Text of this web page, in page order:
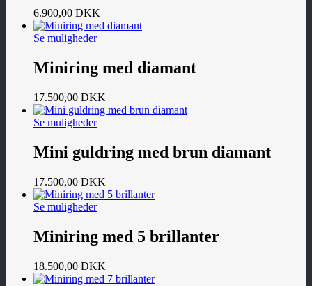
6.900,00 DKK
Se muligheder
Miniring med diamant
17.500,00 DKK
Se muligheder
Mini guldring med brun diamant
17.500,00 DKK
Se muligheder
Miniring med 5 brillanter
18.500,00 DKK